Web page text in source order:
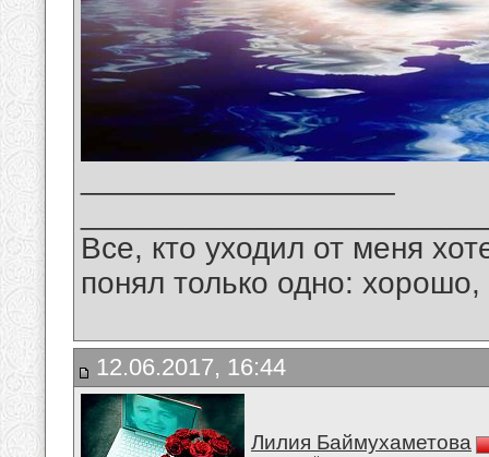
Все, кто уходил от меня
понял только одно:
12.06.2017, 16:44
Лилия Баймухаметова